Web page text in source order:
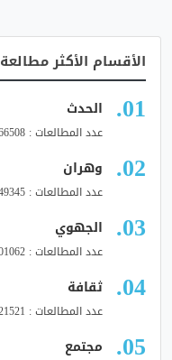
الأقسام الأكثر مطالعة
الحدث
عدد المطالعات : 3466508
وهران
عدد المطالعات : 2949345
الجهوي
عدد المطالعات : 2501062
ثقافة
عدد المطالعات : 1921521
مجتمع